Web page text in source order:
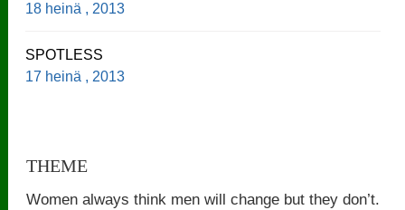
18 heinä , 2013
SPOTLESS
17 heinä , 2013
THEME
Women always think men will change but they don’t.